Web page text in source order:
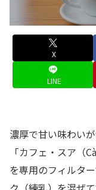
X
LINE
濃厚で甘い味わい
「カフェ・スア（
を専用のフィルタ